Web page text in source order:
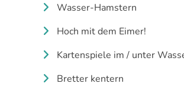
Wasser-Hamstern
Hoch mit dem Eimer!
Kartenspiele im / unter
Bretter kentern